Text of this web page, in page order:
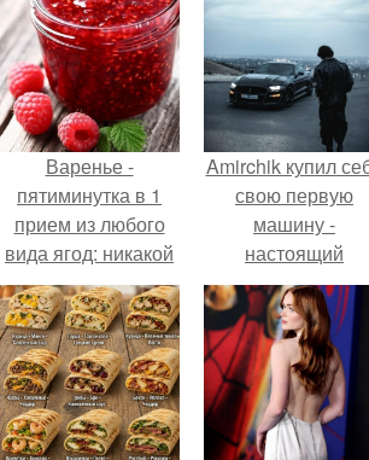
Варенье -
пятиминутка в 1
прием из любого
вида ягод: никакой
длительной варки,
все витамины на
месте!
Amirchik купил
свою первую
машину -
настоящий
автомобиль
для многих
автолюбителей.